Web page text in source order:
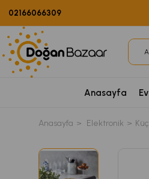
02166066309
Anasayfa
Anasayfa Elektronik